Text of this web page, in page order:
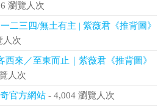
瀏覽人次
二三四/無土有主 | 紫薇君《推背圖》
人次
西來／至東而止｜紫薇君《推背圖》
人次
官方網站 - 4,004 瀏覽人次